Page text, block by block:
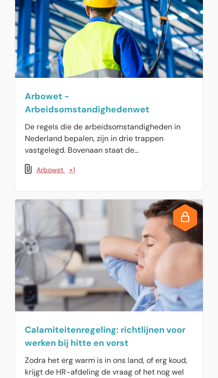
Arbowet -
Arbeidsomstandighedenwet
De regels die de arbeidsomstandigheden in
Nederland bepalen, zijn in drie trappen
vastgelegd. Bovenaan staat de
Arbeidsomstandighedenwet met algemene
doelvoorschriften. Deze worden uitgewerkt in
Arbowet +1
Calamiteitenregeling: richtlijnen voor
werken bij hitte en vorst
Zodra het erg warm is in ons land, of erg koud,
krijgt de HR-afdeling de vraag of het nog wel